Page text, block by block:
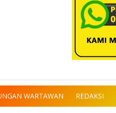
WARTAWAN REDAKSI